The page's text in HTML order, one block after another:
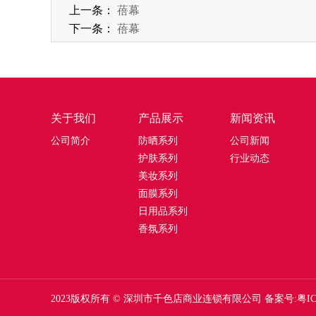
上一条： 蓓幕
下一条： 蓓幕
关于我们
公司简介
产品展示
防晒系列
护肤系列
美妆系列
面膜系列
日用品系列
香氛系列
新闻资讯
公司新闻
行业动态
2023版权所有 © 深圳市千色店商业连锁有限公司 备案号:粤